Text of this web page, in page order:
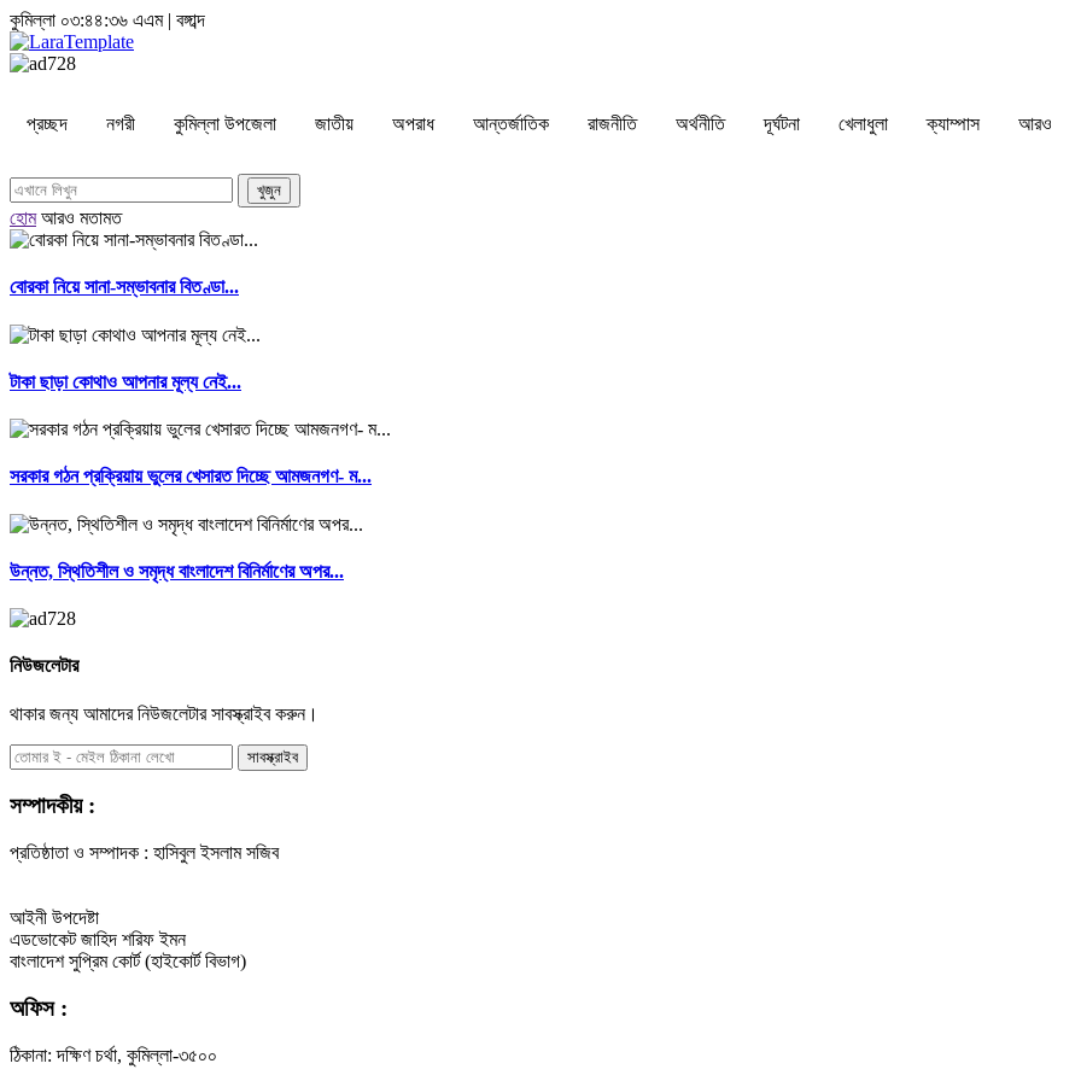
কুমিল্লা ০৩:৪৪:৩৬ এএম| বঙ্গাব্দ
প্রচ্ছদ নগরী কুমিল্লা উপজেলা জাতীয় অপরাধ আন্তর্জাতিক রাজনীতি অর্থনীতি দূর্ঘটনা খেলাধুলা ক্যাম্পাস আরও
হোম আরও মতামত
বোরকা নিয়ে সানা-সম্ভাবনার বিতণ্ডা...
টাকা ছাড়া কোথাও আপনার মূল্য নেই...
সরকার গঠন প্রক্রিয়ায় ভুলের খেসারত দিচ্ছে আমজনগণ- ম...
উন্নত, স্থিতিশীল ও সমৃদ্ধ বাংলাদেশ বিনির্মাণের অপর...
নিউজলেটার
থাকার জন্য আমাদের নিউজলেটার সাবস্ক্রাইব করুন।
সাবস্ক্রাইব
সম্পাদকীয় :
প্রতিষ্ঠাতা ও সম্পাদক : হাসিবুল ইসলাম সজিব
আইনী উপদেষ্টা
এডভোকেট জাহিদ শরিফ ইমন
বাংলাদেশ সুপ্রিম কোর্ট (হাইকোর্ট বিভাগ)
অফিস :
ঠিকানা: দক্ষিণ চর্থা, কুমিল্লা-৩৫০০